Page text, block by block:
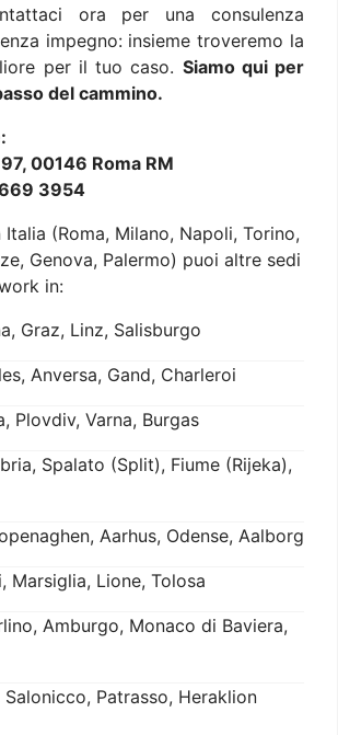
ora per una consulenza
impegno: insieme troveremo la
per il tuo caso. Siamo qui per
del cammino.
00146 Roma RM
3954
(Roma, Milano, Napoli, Torino,
Genova, Palermo) puoi altre sedi
in:
Graz, Linz, Salisburgo
Anversa, Gand, Charleroi
Plovdiv, Varna, Burgas
Spalato (Split), Fiume (Rijeka),
Aarhus, Odense, Aalborg
Marsiglia, Lione, Tolosa
Amburgo, Monaco di Baviera,
Salonicco, Patrasso, Heraklion